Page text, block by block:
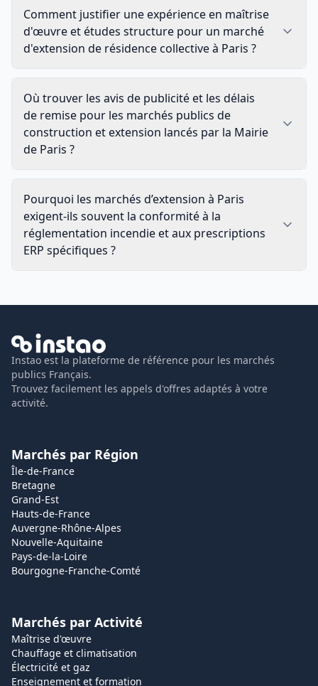
Comment justifier une expérience en maîtrise
d'œuvre et études structure pour un marché
d'extension de résidence collective à Paris ?
Où trouver les avis de publicité et les délais
de remise pour les marchés publics de
construction et extension lancés par la Mairie
de Paris ?
Pourquoi les marchés d’extension à Paris
exigent-ils souvent la conformité à la
réglementation incendie et aux prescriptions
ERP spécifiques ?
Instao est la plateforme de référence pour les marchés
publics Français.
Trouvez facilement les appels d'offres adaptés à votre
activité.
Marchés par Région
Île-de-France
Bretagne
Grand-Est
Hauts-de-France
Auvergne-Rhône-Alpes
Nouvelle-Aquitaine
Pays-de-la-Loire
Bourgogne-Franche-Comté
Marchés par Activité
Maîtrise d'œuvre
Chauffage et climatisation
Électricité et gaz
Enseignement et formation